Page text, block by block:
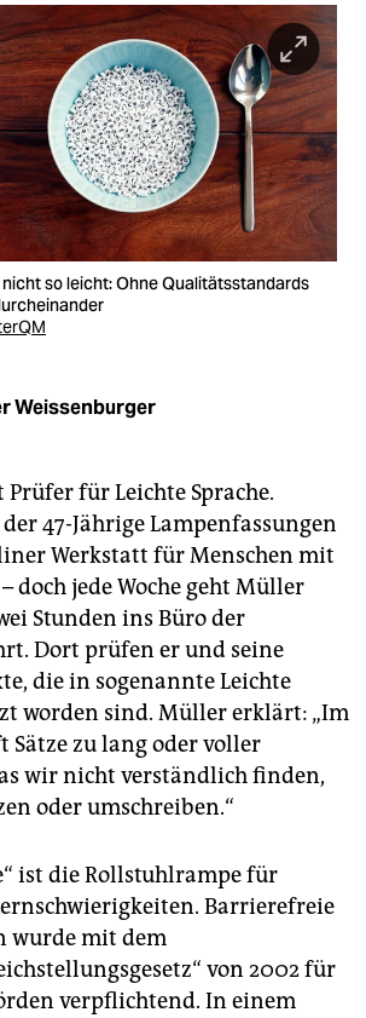
so leicht: Ohne Qualitätsstandards
Weissenburger
für Leichte Sprache.
47-Jährige Lampenfassungen
Werkstatt für Menschen mit
doch jede Woche geht Müller
Stunden ins Büro der
Dort prüfen er und seine
die in sogenannte Leichte
worden sind. Müller erklärt: „Im
zu lang oder voller
wir nicht verständlich finden,
oder umschreiben.“
ist die Rollstuhlrampe für
Barrierefreie
wurde mit dem
von 2002 für
verpflichtend. In einem